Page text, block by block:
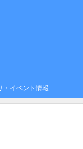
・イベント情報